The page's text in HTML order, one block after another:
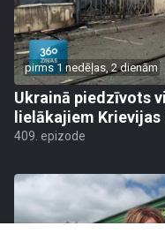
pirms 1 nedēļas, 2 dienām
Ukrainā piedzīvots
lielākajiem
409. epizode